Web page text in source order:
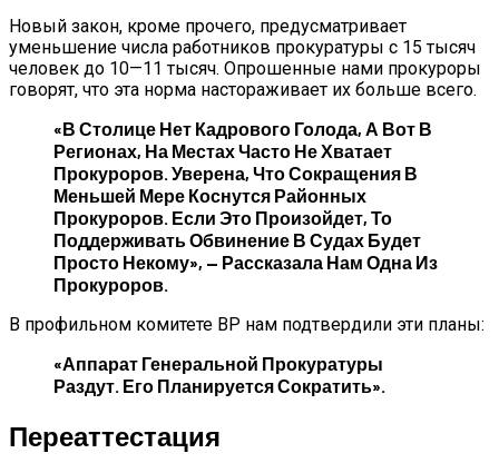
Новый закон, кроме прочего, предусматривает
уменьшение числа работников прокуратуры с 15 тысяч
человек до 10—11 тысяч. Опрошенные нами прокуроры
говорят, что эта норма настораживает их больше всего.
«В Столице Нет Кадрового Голода, А Вот В
Регионах, На Местах Часто Не Хватает
Прокуроров. Уверена, Что Сокращения В
Меньшей Мере Коснутся Районных
Прокуроров. Если Это Произойдет, То
Поддерживать Обвинение В Судах Будет
Просто Некому», — Рассказала Нам Одна Из
Прокуроров.
В профильном комитете ВР нам подтвердили эти планы:
«Аппарат Генеральной Прокуратуры
Раздут. Его Планируется Сократить».
Переаттестация